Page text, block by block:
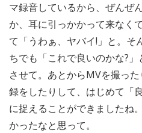
マ録音しているから、ぜんぜ
か、耳に引っかかって来なく
て「うわぁ、ヤバイ!」と。そ
ちでも「これで良いのかな?
させて。あとからMVを撮っ
録をしたりして、はじめて「
に捉えることができましたね
かったなと思って。